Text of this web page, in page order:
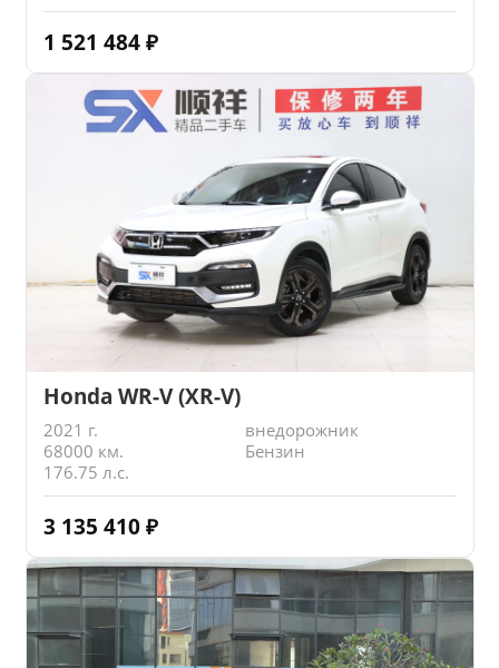
1 521 484 ₽
Honda WR-V (XR-V)
2021 г.
внедорожник
68000 км.
Бензин
176.75 л.с.
3 135 410 ₽